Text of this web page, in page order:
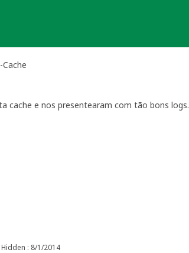
cache e nos presentearam com tão bons logs.
Hidden : 8/1/2014